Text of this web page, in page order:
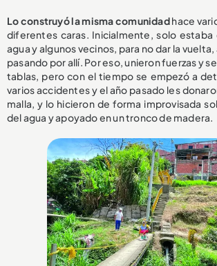
Lo construyó la misma comunidadhace
diferentes caras. Inicialmente, solo
agua y algunos vecinos, para no dar la
pasando por allí. Por eso, unieron fuerzas y
tablas, pero con el tiempo se empezó a
varios accidentes y el año pasado les
malla, y lo hicieron de forma improvisada
del agua y apoyado en un tronco de madera.